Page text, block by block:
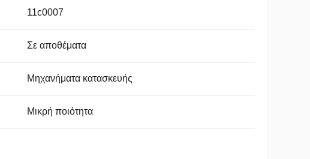
11c0007
Σε αποθέματα
Μηχανήματα κατασκευής
Μικρή ποιότητα